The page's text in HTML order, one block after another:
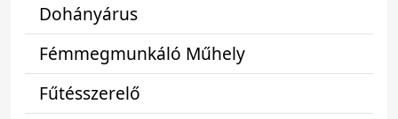
Dohányárus
Fémmegmunkáló Műhely
Fűtésszerelő